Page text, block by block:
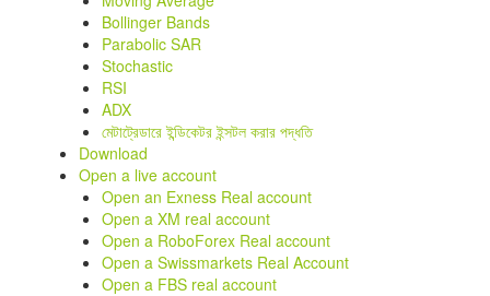
Bollinger Bands
Parabolic SAR
Stochastic
RSI
ADX
মেটাট্রেডারে ইন্ডিকেটর ইন্সটল করার পদ্ধতি
Download
Open a live account
Open an Exness Real account
Open a XM real account
Open a RoboForex Real account
Open a Swissmarkets Real Account
Open a FBS real account